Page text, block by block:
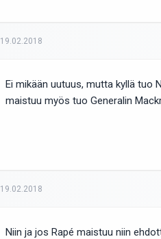
19.02.2018
Ei mikään uutuus, mutta kyllä tuo
maistuu myös tuo Generalin
19.02.2018
Niin ja jos Rapé maistuu niin